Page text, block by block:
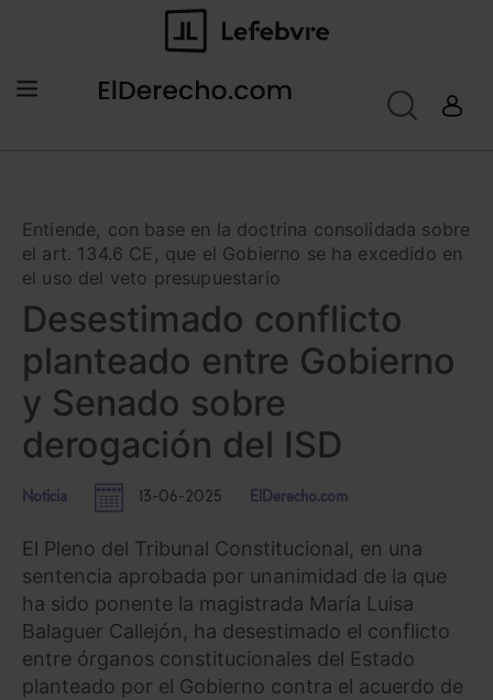
Entiende, con base en la doctrina consolidada sobre
el art. 134.6 CE, que el Gobierno se ha excedido en
el uso del veto presupuestario
Desestimado conflicto
planteado entre Gobierno
y Senado sobre
derogación del ISD
Noticia 13-06-2025 ElDerecho.com
El Pleno del Tribunal Constitucional, en una
sentencia aprobada por unanimidad de la que
ha sido ponente la magistrada María Luisa
Balaguer Callejón, ha desestimado el conflicto
entre órganos constitucionales del Estado
planteado por el Gobierno contra el acuerdo de